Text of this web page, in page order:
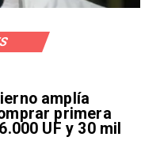
amplía
primera
UF y 30 mil